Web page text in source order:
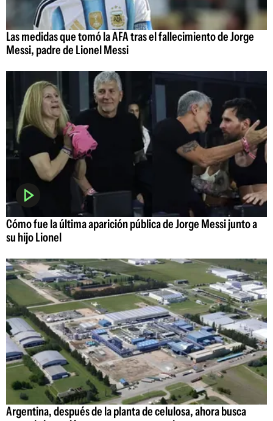
Las medidas que tomó la AFA tras el fallecimiento de Jorge
Messi, padre de Lionel Messi
Cómo fue la última aparición pública de Jorge Messi junto a
su hijo Lionel
Argentina, después de la planta de celulosa, ahora busca